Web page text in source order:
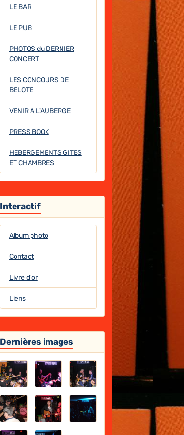
LE BAR
LE PUB
PHOTOS du DERNIER
CONCERT
LES CONCOURS DE
BELOTE
VENIR A L'AUBERGE
PRESS BOOK
HEBERGEMENTS GITES
ET CHAMBRES
Interactif
Album photo
Contact
Livre d'or
Liens
Dernières images